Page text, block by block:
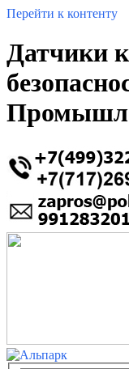
Перейти к контенту
Датчики